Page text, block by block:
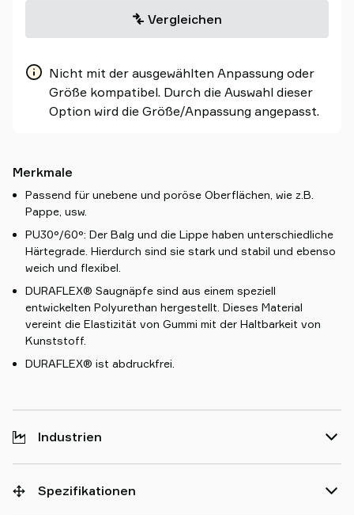
Vergleichen
Nicht mit der ausgewählten Anpassung oder
Größe kompatibel. Durch die Auswahl dieser
Option wird die Größe/Anpassung angepasst.
Merkmale
Passend für unebene und poröse Oberflächen, wie z.B.
Pappe, usw.
PU30°/60°: Der Balg und die Lippe haben unterschiedliche
Härtegrade. Hierdurch sind sie stark und stabil und ebenso
weich und flexibel.
DURAFLEX® Saugnäpfe sind aus einem speziell
entwickelten Polyurethan hergestellt. Dieses Material
vereint die Elastizität von Gummi mit der Haltbarkeit von
Kunststoff.
DURAFLEX® ist abdruckfrei.
Industrien
Spezifikationen